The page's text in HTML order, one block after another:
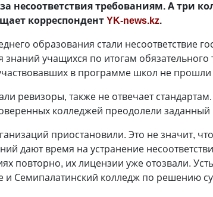
несоответствия требованиям. А три
корреспондентYK-news.kz.
образования стали несоответствие
учащихся по итогам обязательного
в программе школ не
ревизоры, также не отвечает
колледжей преодолели
приостановили. Это не значит,
дают время на устранение
повторно, их лицензии уже отозвали.
и Семипалатинский колледж по решению